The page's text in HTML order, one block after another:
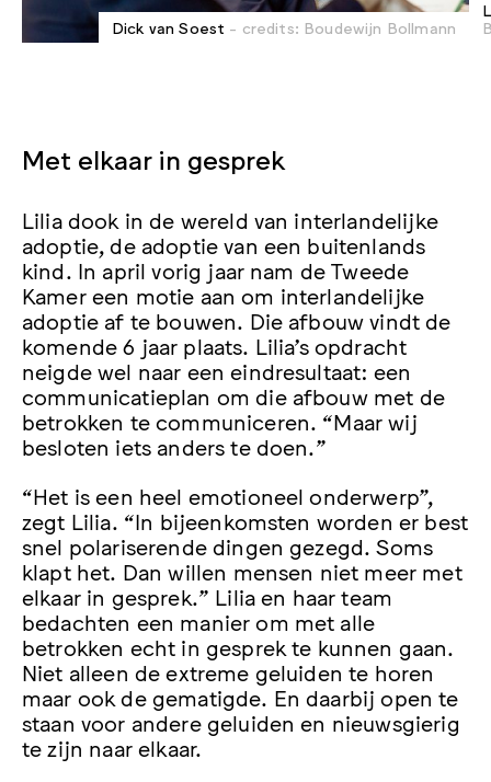
Dick van Soest - credits: Boudewijn Bollmann
Met elkaar in gesprek
Lilia dook in de wereld van interlandelijke
adoptie, de adoptie van een buitenlands
kind. In april vorig jaar nam de Tweede
Kamer een motie aan om interlandelijke
adoptie af te bouwen. Die afbouw vindt de
komende 6 jaar plaats. Lilia’s opdracht
neigde wel naar een eindresultaat: een
communicatieplan om die afbouw met de
betrokken te communiceren. “Maar wij
besloten iets anders te doen.”
“Het is een heel emotioneel onderwerp”,
zegt Lilia. “In bijeenkomsten worden er best
snel polariserende dingen gezegd. Soms
klapt het. Dan willen mensen niet meer met
elkaar in gesprek.” Lilia en haar team
bedachten een manier om met alle
betrokken echt in gesprek te kunnen gaan.
Niet alleen de extreme geluiden te horen
maar ook de gematigde. En daarbij open te
staan voor andere geluiden en nieuwsgierig
te zijn naar elkaar.